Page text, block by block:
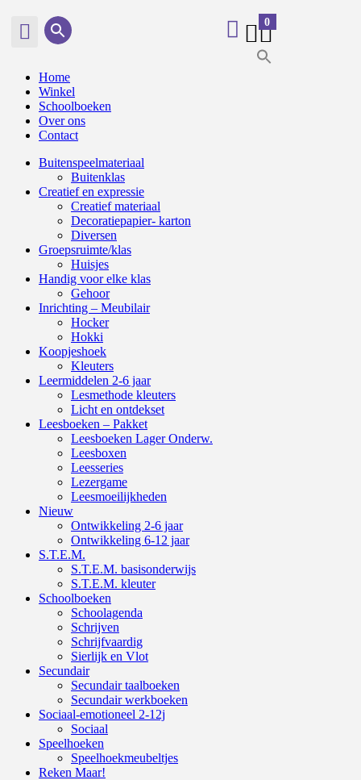
0
0
Home
Winkel
Schoolboeken
Over ons
Contact
Buitenspeelmateriaal
Buitenklas
Creatief en expressie
Creatief materiaal
Decoratiepapier- karton
Diversen
Groepsruimte/klas
Huisjes
Handig voor elke klas
Gehoor
Inrichting – Meubilair
Hocker
Hokki
Koopjeshoek
Kleuters
Leermiddelen 2-6 jaar
Lesmethode kleuters
Licht en ontdekset
Leesboeken – Pakket
Leesboeken Lager Onderw.
Leesboxen
Leesseries
Lezergame
Leesmoeilijkheden
Nieuw
Ontwikkeling 2-6 jaar
Ontwikkeling 6-12 jaar
S.T.E.M.
S.T.E.M. basisonderwijs
S.T.E.M. kleuter
Schoolboeken
Schoolagenda
Schrijven
Schrijfvaardig
Sierlijk en Vlot
Secundair
Secundair taalboeken
Secundair werkboeken
Sociaal-emotioneel 2-12j
Sociaal
Speelhoeken
Speelhoekmeubeltjes
Reken Maar!